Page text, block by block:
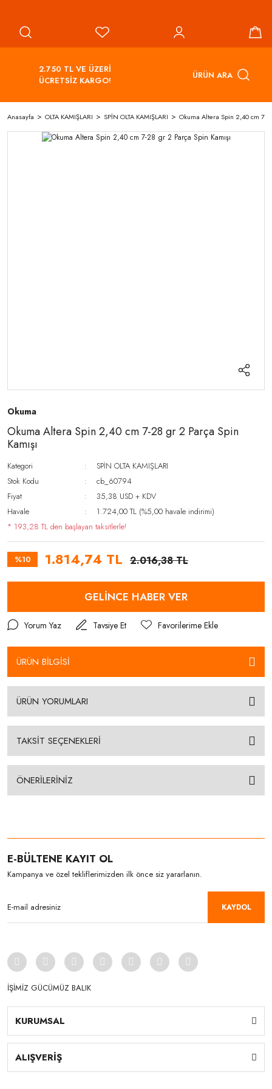
2.750 TL VE ÜZERİ
ÜCRETSİZ KARGO!
ÜRÜN ARA
Anasayfa OLTA KAMIŞLARI SPİN OLTA KAMIŞLARI Okuma Altera Spin 2,40 cm 7-
Okuma
Okuma Altera Spin 2,40 cm 7-28 gr 2 Parça Spin
Kamışı
Kategori
SPİN OLTA KAMIŞLARI
Stok Kodu
cb_60794
Fiyat
35,38 USD + KDV
Havale
1.724,00 TL (%5,00 havale indirimi)
* 193,28 TL den başlayan taksitlerle!
%10 1.814,74 TL 2.016,38 TL
GELİNCE HABER VER
Yorum Yaz Tavsiye Et
ÜRÜN BİLGİSİ
ÜRÜN YORUMLARI
TAKSİT SEÇENEKLERİ
ÖNERİLERİNİZ
E-BÜLTENE KAYIT OL
Kampanya ve özel tekliflerimizden ilk önce siz yararlanın.
KAYDOL
İŞİMİZ GÜCÜMÜZ BALIK
KURUMSAL
ALIŞVERİŞ